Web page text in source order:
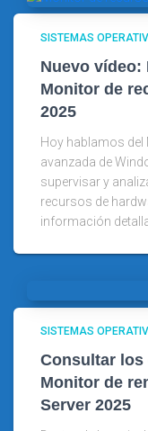
SISTEMAS
Nuevo vídeo:
Monitor de
2025
Hoy hablamos del
avanzada de
supervisar y
recursos de
información
SISTEMAS
Consultar los
Monitor de
Server 2025